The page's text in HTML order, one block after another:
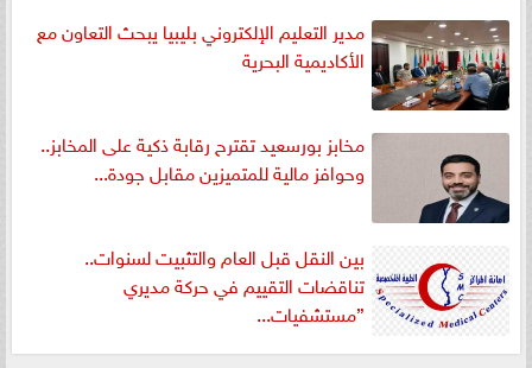
مدير التعليم الإلكتروني بليبيا يبحث التعاون مع
الأكاديمية البحرية
مخابز بورسعيد تقترح رقابة ذكية على المخابز..
وحوافز مالية للمتميزين مقابل جودة...
بين النقل قبل العام والتثبيت لسنوات..
تناقضات التقييم في حركة مديري
”مستشفيات...